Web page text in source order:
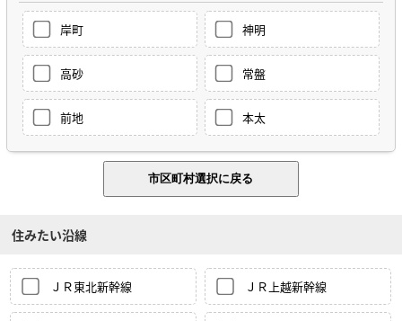
岸町 神明
高砂 常盤
前地 本太
住みたい沿線
ＪＲ東北新幹線 ＪＲ上越新幹線